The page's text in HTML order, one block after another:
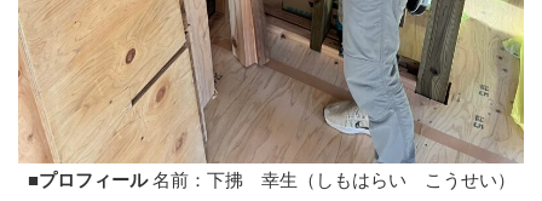
■プロフィール名前：下拂 幸生（しもはらい こうせい）